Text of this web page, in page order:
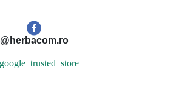
@herbacom.ro